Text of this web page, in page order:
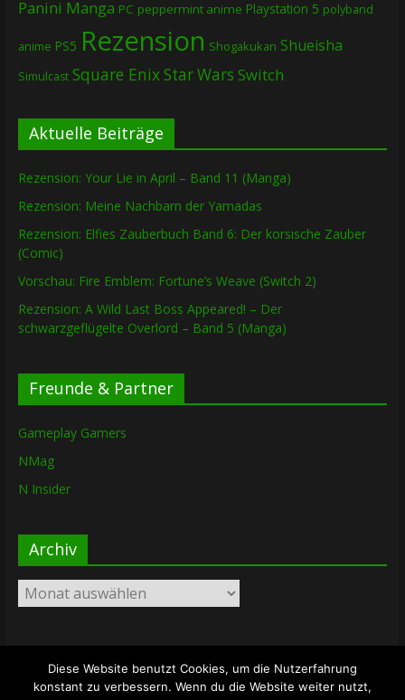
Panini Manga PC peppermint anime Playstation 5 polyband
anime PS5 Rezension Shogakukan Shueisha
Simulcast Square EnixStar Wars Switch
Aktuelle Beiträge
Rezension: Your Lie in April – Band 11 (Manga)
Rezension: Meine Nachbarn der Yamadas
Rezension: Elfies Zauberbuch Band 6: Der korsische Zauber
(Comic)
Vorschau: Fire Emblem: Fortune’s Weave (Switch 2)
Rezension: A Wild Last Boss Appeared! – Der
schwarzgeflügelte Overlord – Band 5 (Manga)
Freunde & Partner
Gameplay Gamers
NMag
N Insider
Archiv
Archiv
Copyright © 2026The Lost Dungeon. Alle Rechte vorbehalten.
Diese Website benutzt Cookies, um die Nutzerfahrung
konstant zu verbessern. Wenn du die Website weiter nutzt,